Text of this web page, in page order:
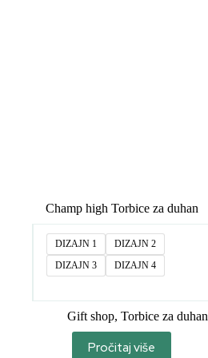
Champ high Torbice za duhan
DIZAJN 1
DIZAJN 2
DIZAJN 3
DIZAJN 4
Gift shop,Torbice za duhan
Pročitaj više